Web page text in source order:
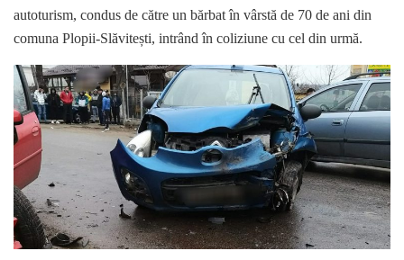
autoturism, condus de către un bărbat în vârstă de 70 de ani din
comuna Plopii-Slăvitești, intrând în coliziune cu cel din urmă.